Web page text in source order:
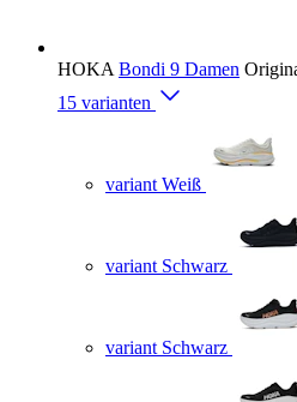
HOKA Bondi 9 Damen
15 varianten
variant Weiß
variant Schwarz
variant Schwarz